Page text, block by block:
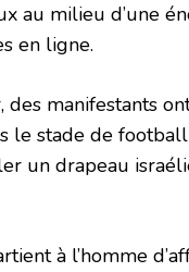
au milieu d’une
en ligne.
des manifestants
le stade de
un drapeau
à l’homme